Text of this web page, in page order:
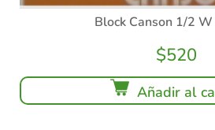
Block Canson 1/2
$520
Añadir al